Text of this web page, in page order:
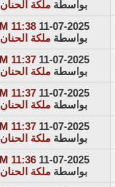
بواسطة ملكة الحنان
11-07-2025
11:38 AM
بواسطة ملكة الحنان
11-07-2025
11:37 AM
بواسطة ملكة الحنان
11-07-2025
11:37 AM
بواسطة ملكة الحنان
11-07-2025
11:37 AM
بواسطة ملكة الحنان
11-07-2025
11:36 AM
بواسطة ملكة الحنان